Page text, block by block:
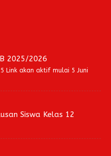
2025/2026
Link akan aktif mulai 5 Juni
Siswa Kelas 12